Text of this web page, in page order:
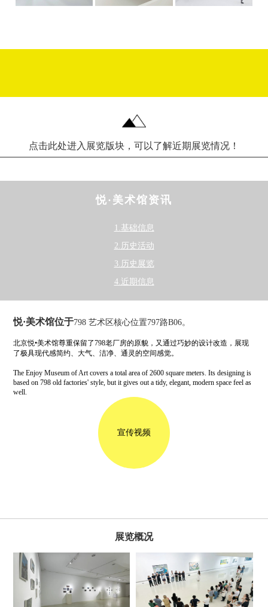
点击此处进入展览版块，可以了解近期展览情况！
悦·美术馆资讯
1.基础信息
2.历史活动
3.历史展览
4.近期信息
悦·美术馆位于798 艺术区核心位置797路B06。
北京悦•美术馆尊重保留了798老厂房的原貌，又通过巧妙的设计改造，展现
了极具现代感简约、大气、洁净、通灵的空间感觉。
The Enjoy Museum of Art covers a total area of 2600 square meters. Its designing is
based on 798 old factories' style, but it gives out a tidy, elegant, modern space feel as
well.
宣传视频
展览概况